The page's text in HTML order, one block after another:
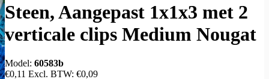
Steen, Aangepast 1x1x3 met 2
verticale clips Medium Nougat
Model: 60583b
€0,11 Excl. BTW: €0,09